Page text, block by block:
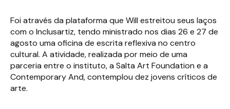
Foi através da plataforma que Will estreitou seus laços
com o Inclusartiz, tendo ministrado nos dias 26 e 27 de
agosto uma oficina de escrita reflexiva no centro
cultural. A atividade, realizada por meio de uma
parceria entre o instituto, a Salta Art Foundation e a
Contemporary And, contemplou dez jovens críticos de
arte.